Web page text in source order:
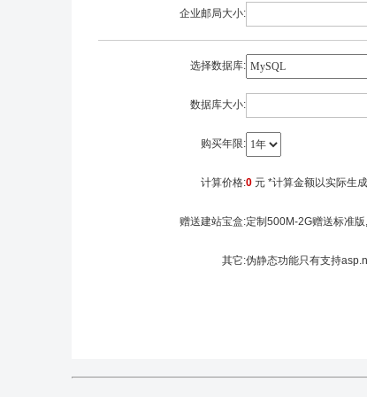
企业邮局大小:
选择数据库:
数据库大小:
购买年限:
计算价格:0 元 *计算金额以实际生
赠送建站宝盒:定制500M-2G赠送标准
其它:伪静态功能只有支持